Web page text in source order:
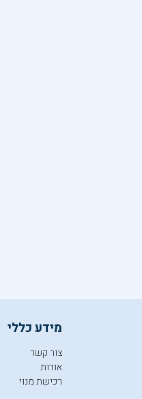
מידע כללי
צור קשר
אודות
רכישת מנוי